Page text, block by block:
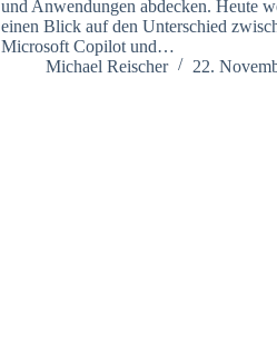
und Anwendungen abdecken. Heute
einen Blick auf den Unterschied
Microsoft Copilot und…
Michael Reischer
22.